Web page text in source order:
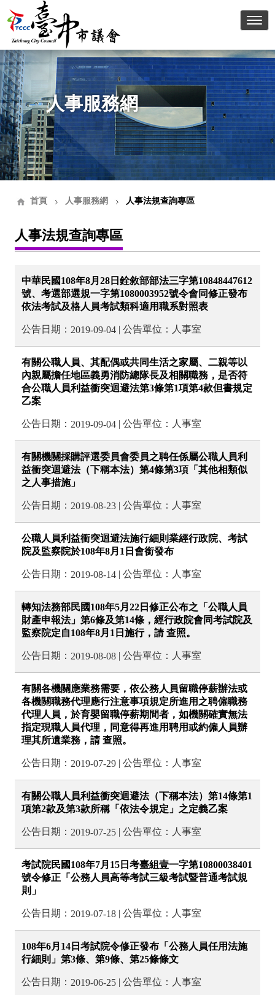
臺
人事服務網